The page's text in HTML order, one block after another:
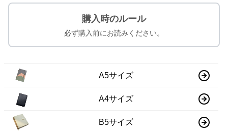
購入時のルール
必ず購入前にお読みください。
A5サイズ
A4サイズ
B5サイズ